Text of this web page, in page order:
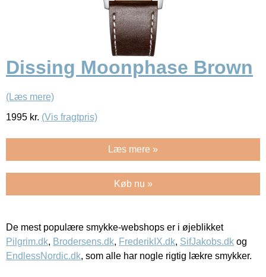
Dissing Moonphase Brown
(Læs mere)
1995 kr. (Vis fragtpris)
Læs mere »
Køb nu »
De mest populære smykke-webshops er i øjeblikket
Pilgrim.dk, Brodersens.dk, FrederikIX.dk, SifJakobs.dk og
EndlessNordic.dk, som alle har nogle rigtig lækre smykker.